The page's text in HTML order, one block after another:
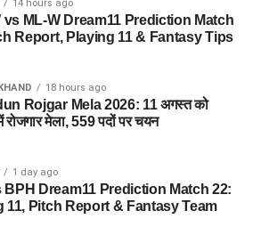
14 hours ago
vs ML-W Dream11 Prediction Match
Report, Playing 11 & Fantasy Tips
18 hours ago
Rojgar Mela 2026: 11 अगस्त को
रोजगार मेला, 559 पदों पर चयन
1 day ago
BPH Dream11 Prediction Match 22:
11, Pitch Report & Fantasy Team